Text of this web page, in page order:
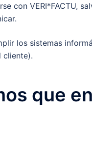
con VERI*FACTU,
los sistemas
cliente).
que